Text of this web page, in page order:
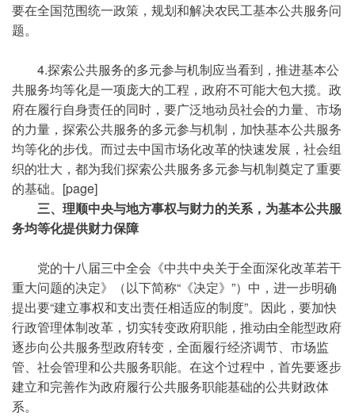
要在全国范围统一政策，规划和解决农民工基本公共服务问
题。
4.探索公共服务的多元参与机制应当看到，推进基本公
共服务均等化是一项庞大的工程，政府不可能大包大揽。政
府在履行自身责任的同时，要广泛地动员社会的力量、市场
的力量，探索公共服务的多元参与机制，加快基本公共服务
均等化的步伐。而过去中国市场化改革的快速发展，社会组
织的壮大，都为我们探索公共服务多元参与机制奠定了重要
的基础。[page]
三、理顺中央与地方事权与财力的关系，为基本公共服
务均等化提供财力保障
党的十八届三中全会《中共中央关于全面深化改革若干
重大问题的决定》（以下简称“《决定》”）中，进一步明确
提出要“建立事权和支出责任相适应的制度”。因此，要加快
行政管理体制改革，切实转变政府职能，推动由全能型政府
逐步向公共服务型政府转变，全面履行经济调节、市场监
管、社会管理和公共服务职能。在这个过程中，首先要逐步
建立和完善作为政府履行公共服务职能基础的公共财政体
系。